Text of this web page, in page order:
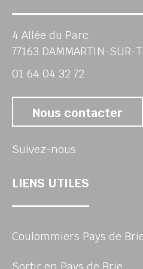
4 Allée du Parc
77163 DAMMARTIN-SUR-
01 64 04 32 72
Nous contacter
Suivez-nous
LIENS UTILES
Coulommiers Pays de